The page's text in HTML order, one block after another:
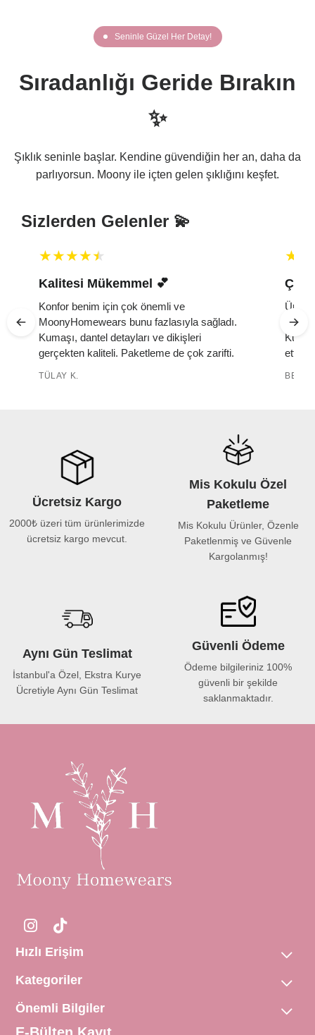
Seninle Güzel Her Detay!
Sıradanlığı Geride Bırakın
✨
Şıklık seninle başlar. Kendine güvendiğin her an, daha da
parlıyorsun. Moony ile içten gelen şıklığını keşfet.
Sizlerden Gelenler 💫
Kalitesi Mükemmel 💕 ️
Konfor benim için çok önemli ve
MoonyHomewears bunu fazlasıyla sağladı.
Kumaşı, dantel detayları ve dikişleri
gerçekten kaliteli. Paketleme de çok zarifti.
TÜLAY K.
Çok
Ürün
etti.
Ücretsiz Kargo
2000₺ üzeri tüm ürünlerimizde
ücretsiz kargo mevcut.
Mis Kokulu Özel
Paketleme
Mis Kokulu Ürünler, Özenle
Paketlenmiş ve Güvenle
Kargolanmış!
Aynı Gün Teslimat
İstanbul'a Özel, Ekstra Kurye
Ücretiyle Aynı Gün Teslimat
Güvenli Ödeme
Ödeme bilgileriniz 100%
güvenli bir şekilde
saklanmaktadır.
Hızlı Erişim
Kategoriler
Önemli Bilgiler
E-Bülten Kayıt